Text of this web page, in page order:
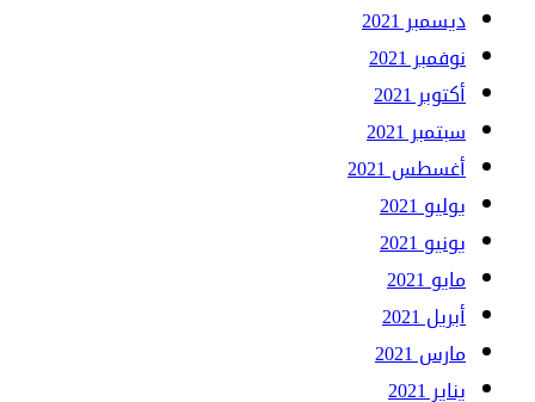
ديسمبر 2021
نوفمبر 2021
أكتوبر 2021
سبتمبر 2021
أغسطس 2021
يوليو 2021
يونيو 2021
مايو 2021
أبريل 2021
مارس 2021
يناير 2021